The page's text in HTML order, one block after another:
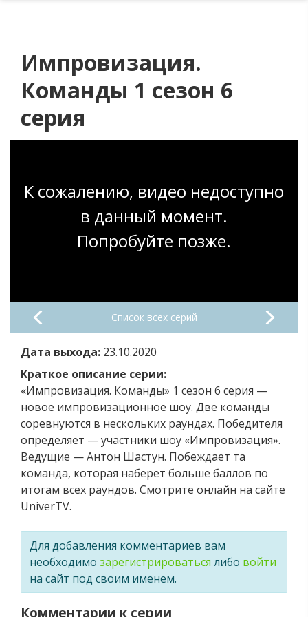
Импровизация.
Команды 1 сезон 6
серия
К сожалению, видео недоступно
в данный момент.
Попробуйте позже.
Список всех серий
Дата выхода: 23.10.2020
Краткое описание серии:
«Импровизация. Команды» 1 сезон 6 серия —
новое импровизационное шоу. Две команды
соревнуются в нескольких раундах. Победителя
определяет — участники шоу «Импровизация».
Ведущие — Антон Шастун. Побеждает та
команда, которая наберет больше баллов по
итогам всех раундов. Смотрите онлайн на сайте
UniverTV.
Для добавления комментариев вам
необходимо зарегистрироваться либо войти
на сайт под своим именем.
Комментарии к серии